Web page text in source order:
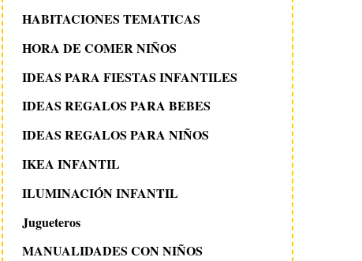
HABITACIONES TEMATICAS
HORA DE COMER NIÑOS
IDEAS PARA FIESTAS INFANTILES
IDEAS REGALOS PARA BEBES
IDEAS REGALOS PARA NIÑOS
IKEA INFANTIL
ILUMINACIÓN INFANTIL
Jugueteros
MANUALIDADES CON NIÑOS